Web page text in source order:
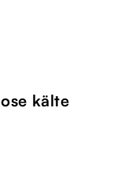
kälte